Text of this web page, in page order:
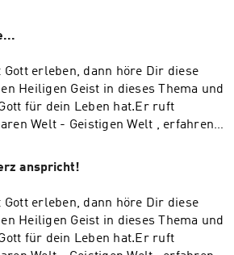
Gebet oder Hilfe dann melde dich
64 590 (deutschsprachig)Unser
@TaubeReisen
erleben, dann höre Dir diese
Heiligen Geist in dieses Thema und
für dein Leben hat.Er ruft
Welt - Geistigen Welt , erfahren
Gebet oder Hilfe dann melde dich
64 590 (deutschsprachig)Unser
@TaubeReisen
anspricht!
erleben, dann höre Dir diese
Heiligen Geist in dieses Thema und
für dein Leben hat.Er ruft